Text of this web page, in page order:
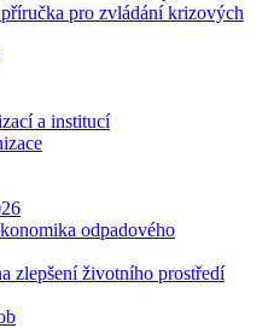
pro zvládání krizových
a institucí
odpadového
zlepšení životního prostředí